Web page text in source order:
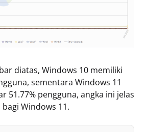
diatas, Windows 10 memiliki
sementara Windows 11
51.77% pengguna, angka ini jelas
Windows 11.